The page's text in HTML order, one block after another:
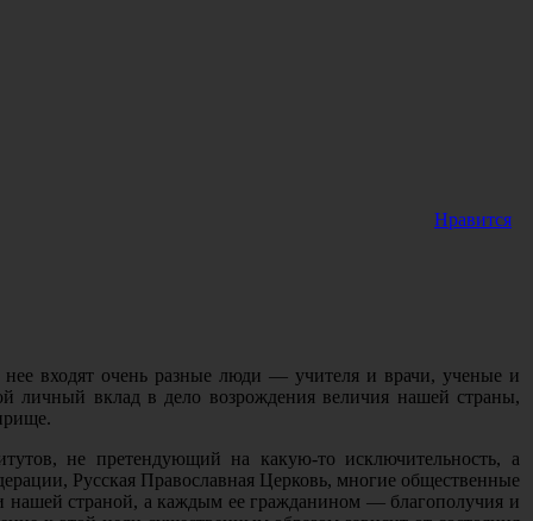
Нравится
входят очень разные люди — учителя и врачи, ученые и
личный вклад в дело возрождения величия нашей страны,
не претендующий на какую-то исключительность, а
Русская Православная Церковь, многие общественные
нашей страной, а каждым ее гражданином — благополучия и